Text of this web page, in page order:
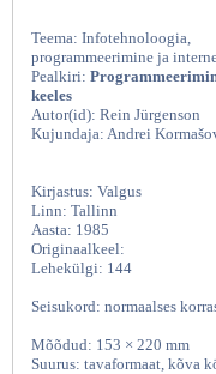
Teema: Infotehnoloogia,
programmeerimine ja
Pealkiri:
keeles
Autor(id): Rein Jürgenson
Kujundaja: Andrei
Kirjastus: Valgus
Linn: Tallinn
Aasta: 1985
Originaalkeel:
Lehekülgi: 144
Seisukord: normaalses
Mõõdud: 153 × 220 mm
Suurus: tavaformaat, kõva